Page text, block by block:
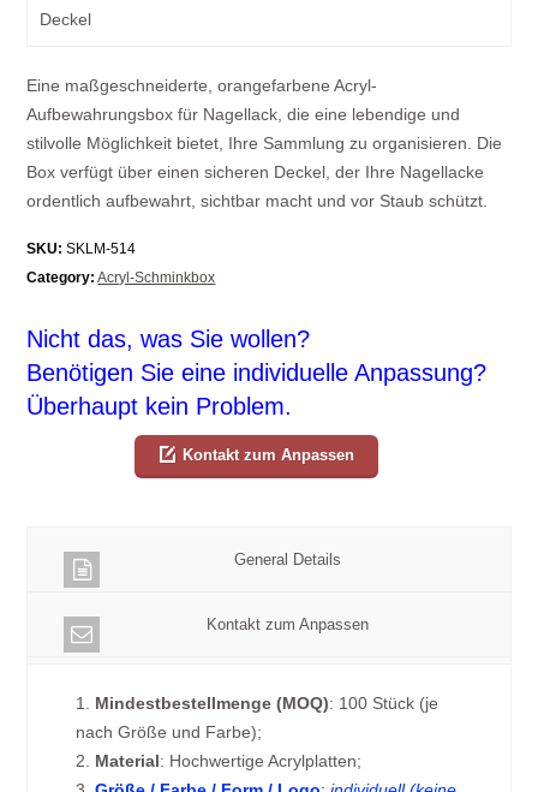
Eine maßgeschneiderte, orangefarbene Acryl-
Aufbewahrungsbox für Nagellack, die eine lebendige und
stilvolle Möglichkeit bietet, Ihre Sammlung zu organisieren. Die
Box verfügt über einen sicheren Deckel, der Ihre Nagellacke
ordentlich aufbewahrt, sichtbar macht und vor Staub schützt.
SKU: SKLM-514
Category: Acryl-Schminkbox
Nicht das, was Sie wollen?
Benötigen Sie eine individuelle Anpassung?
Überhaupt kein Problem.
Kontakt zum Anpassen
General Details
Kontakt zum Anpassen
1. Mindestbestellmenge (MOQ): 100 Stück (je
nach Größe und Farbe);
2. Material: Hochwertige Acrylplatten;